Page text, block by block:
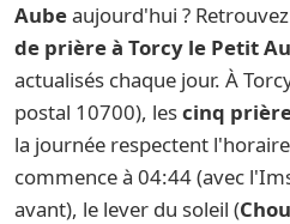
Aubeaujourd'hui ?
de prière à Torcy le Petit
actualisés chaque jour. À
postal 10700), lescinq
la journée respectent
commence à 04:44 (avec
avant), le lever du soleil (